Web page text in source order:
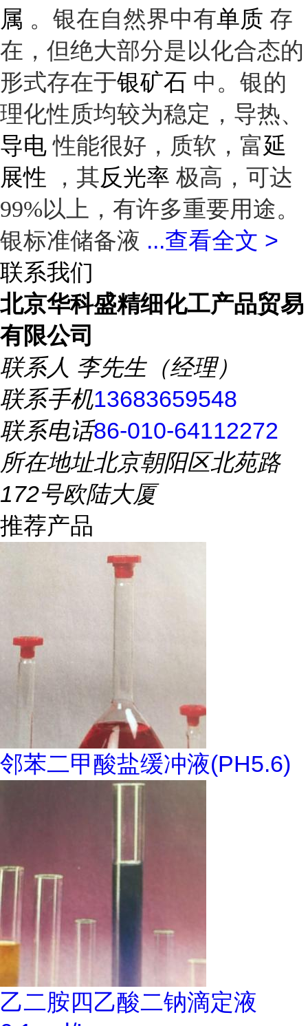
属 。银在自然界中有单质 存
在，但绝大部分是以化合态的
形式存在于银矿石 中。银的
理化性质均较为稳定，导热、
导电性能很好，质软，富延
展性
，其反光率 极高，可达
99%以上，有许多重要用途。
银标准储备液 ...查看全文 >
联系我们
北京华科盛精细化工产品贸易
有限公司
联系人 李先生（经理）
联系手机13683659548
联系电话86-010-64112272
所在地址北京朝阳区北苑路
172号欧陆大厦
推荐产品
邻苯二甲酸盐缓冲液(PH5.6)
乙二胺四乙酸二钠滴定液